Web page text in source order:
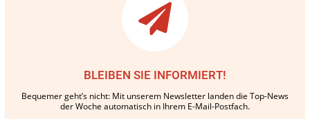
BLEIBEN SIE INFORMIERT!
Bequemer geht’s nicht: Mit unserem Newsletter landen die Top-News
der Woche automatisch in Ihrem E-Mail-Postfach.